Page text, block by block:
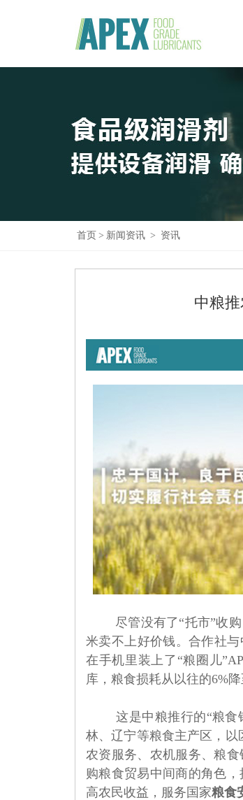
首页 > 新闻资讯 > 资讯
中粮
尽管没有了“托市”收购
米卖不上好价钱。合作社
在手机里装上了“粮圈儿
库，粮食损耗从以往的6%
这是中粮推行的“粮食
林、辽宁等粮食主产区，以
农资服务、农机服务、粮
购粮食贸易中间商的角色
高农民收益，服务国家粮食